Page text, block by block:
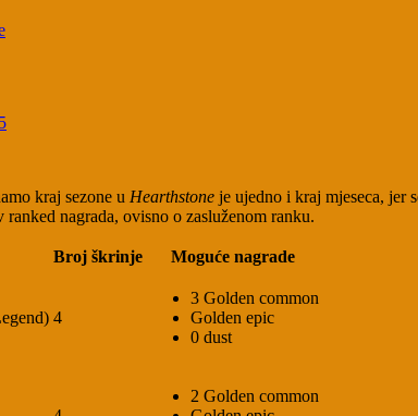
kraj sezone u Hearthstone je ujedno i kraj mjeseca, jer
ranked nagrada, ovisno o zasluženom ranku.
Broj škrinje Moguće nagrade
4
3 Golden common
Golden epic
0 dust
2 Golden common